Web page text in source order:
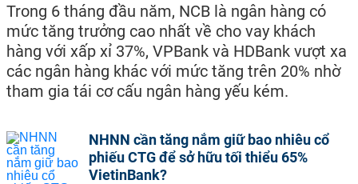
Trong 6 tháng đầu năm, NCB là ngân hàng có
mức tăng trưởng cao nhất về cho vay khách
hàng với xấp xỉ 37%, VPBank và HDBank vượt xa
các ngân hàng khác với mức tăng trên 20% nhờ
tham gia tái cơ cấu ngân hàng yếu kém.
NHNN cần tăng nắm giữ bao nhiêu cổ
phiếu CTG để sở hữu tối thiểu 65%
VietinBank?